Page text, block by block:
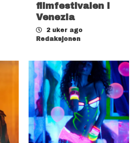
filmfestivalen i
Venezia
2 uker ago
Redaksjonen